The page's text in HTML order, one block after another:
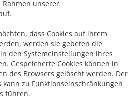
unserer
dass Cookies auf ihrem
werden sie gebeten die
den Systemeinstellungen ihres
Gespeicherte Cookies können in
des Browsers gelöscht werden. Der
kann zu Funktionseinschränkungen
führen.